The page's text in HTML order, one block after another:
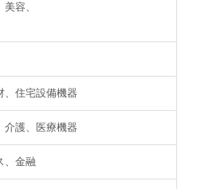
容、
、住宅設備機器
介護、医療機器
、金融